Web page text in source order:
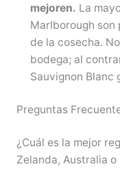
mejoren. La
Marlborough son
de la cosecha.
bodega; al
Sauvignon Blanc
Preguntas
¿Cuál es la mejor
Zelanda, Australia o